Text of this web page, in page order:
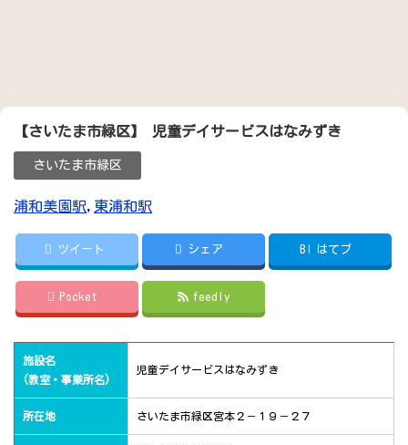
【さいたま市緑区】 児童デイサービスはなみずき
さいたま市緑区
浦和美園駅, 東浦和駅
ツイート シェア B! はてブ
Pocket feedly
施設名
(教室・事業所名)
児童デイサービスはなみずき
所在地 さいたま市緑区宮本２－１９－２７